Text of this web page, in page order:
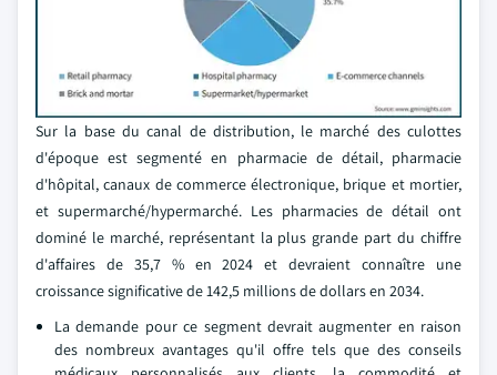
Sur la base du canal de distribution, le marché des culottes
d'époque est segmenté en pharmacie de détail, pharmacie
d'hôpital, canaux de commerce électronique, brique et mortier,
et supermarché/hypermarché. Les pharmacies de détail ont
dominé le marché, représentant la plus grande part du chiffre
d'affaires de 35,7 % en 2024 et devraient connaître une
croissance significative de 142,5 millions de dollars en 2034.
La demande pour ce segment devrait augmenter en raison
des nombreux avantages qu'il offre tels que des conseils